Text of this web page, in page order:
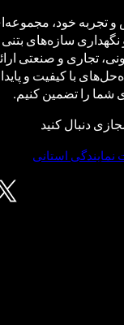
و تجربه خود،
سازه‌های بتنی
تجاری و صنعتی
با کیفیت و
شما را تضمین کنیم.
دنبال کنید
X
نمایندگی استانی